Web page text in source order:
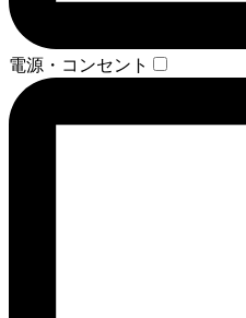
電源・コンセント